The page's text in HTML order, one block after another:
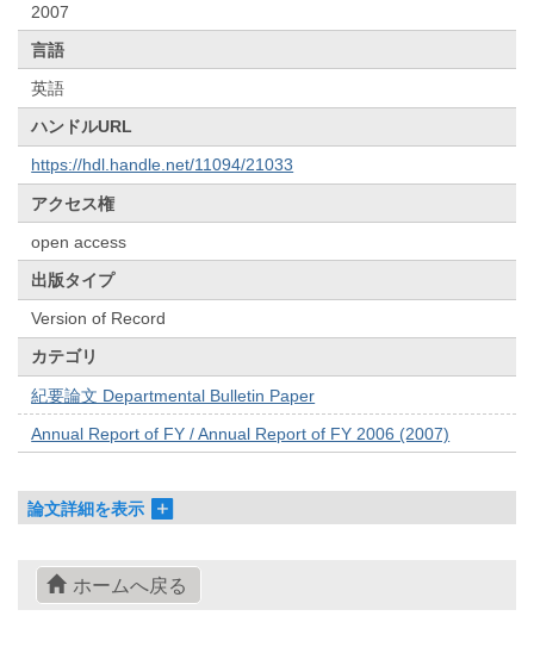
2007
言語
英語
ハンドルURL
https://hdl.handle.net/11094/21033
アクセス権
open access
出版タイプ
Version of Record
カテゴリ
紀要論文 Departmental Bulletin Paper
Annual Report of FY / Annual Report of FY 2006 (2007)
論文詳細を表示
ホームへ戻る